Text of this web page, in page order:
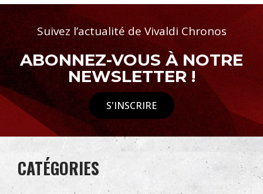
Suivez l’actualité de Vivaldi Chronos
ABONNEZ-VOUS À NOTRE
NEWSLETTER !
S'INSCRIRE
CATÉGORIES